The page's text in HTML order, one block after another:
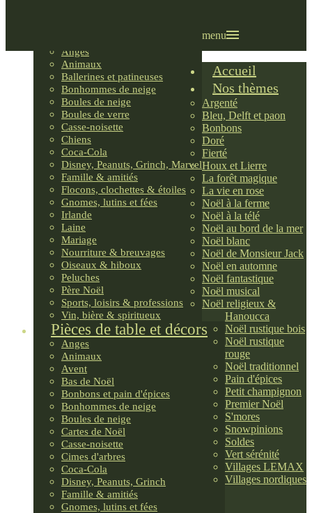
Anges
Animaux
Ballerines et patineuses
Bonhommes de neige
Boules de neige
Boules de verre
Casse-noisette
Chiens
Coca-Cola
Disney, Peanuts, Grinch, Marvel
Famille & amitiés
Flocons, clochettes & étoiles
Gnomes, lutins et fées
Irlande
Laine
Mariage
Nourriture & breuvages
Oiseaux & hiboux
Peluches
Père Noël
Sports, loisirs & professions
Vin, bière & spiritueux
Pièces de table et décors
Anges
Animaux
Avent
Bas de Noël
Bonbons et pain d'épices
Bonhommes de neige
Boules de neige
Cartes de Noël
Casse-noisette
Cimes d'arbres
Coca-Cola
Disney, Peanuts, Grinch
Famille & amitiés
Gnomes, lutins et fées
menu
Accueil
Nos thèmes
Argenté
Bleu, Delft et paon
Bonbons
Doré
Fierté
Houx et Lierre
La forêt magique
La vie en rose
Noël à la ferme
Noël à la télé
Noël au bord de la mer
Noël blanc
Noël de Monsieur Jack
Noël en automne
Noël fantastique
Noël musical
Noël religieux &
Hanoucca
Noël rustique bois
Noël rustique
rouge
Noël traditionnel
Pain d'épices
Petit champignon
Premier Noël
S'mores
Snowpinions
Soldes
Vert sérénité
Villages LEMAX
Villages nordiques